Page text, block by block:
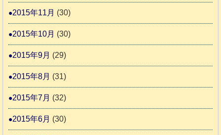
2015年11月 (30)
2015年10月 (30)
2015年9月 (29)
2015年8月 (31)
2015年7月 (32)
2015年6月 (30)